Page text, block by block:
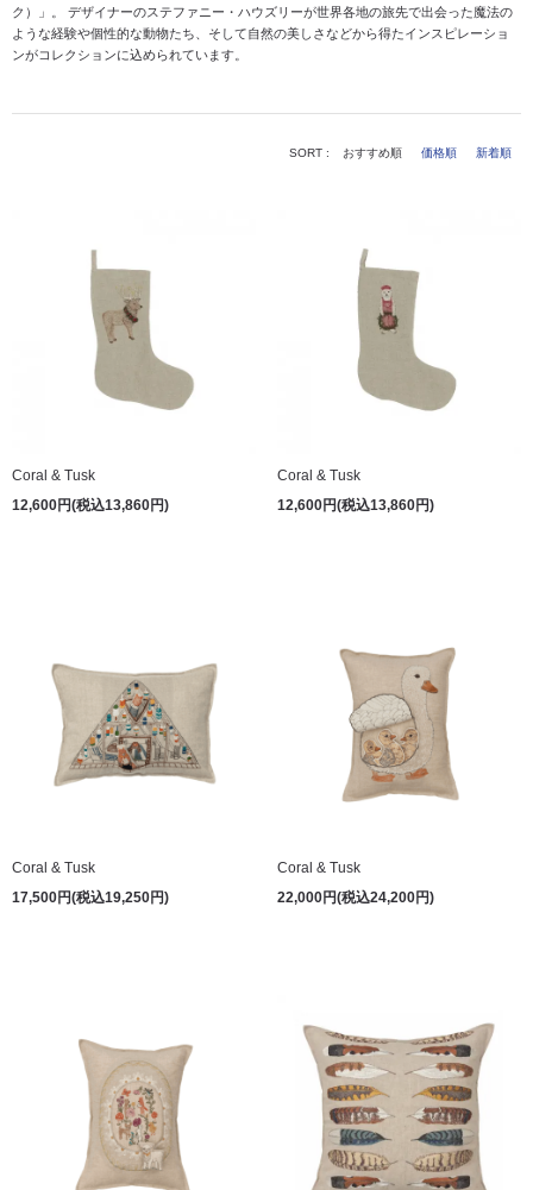
ク）」。 デザイナーのステファニー・ハウズリーが世界各地の旅先で出会った魔法の
ような経験や個性的な動物たち、そして自然の美しさなどから得たインスピレーショ
ンがコレクションに込められています。
SORT : おすすめ順 価格順 新着順
Coral & Tusk
12,600円(税込13,860円)
Coral & Tusk
12,600円(税込13,860円)
Coral & Tusk
17,500円(税込19,250円)
Coral & Tusk
22,000円(税込24,200円)